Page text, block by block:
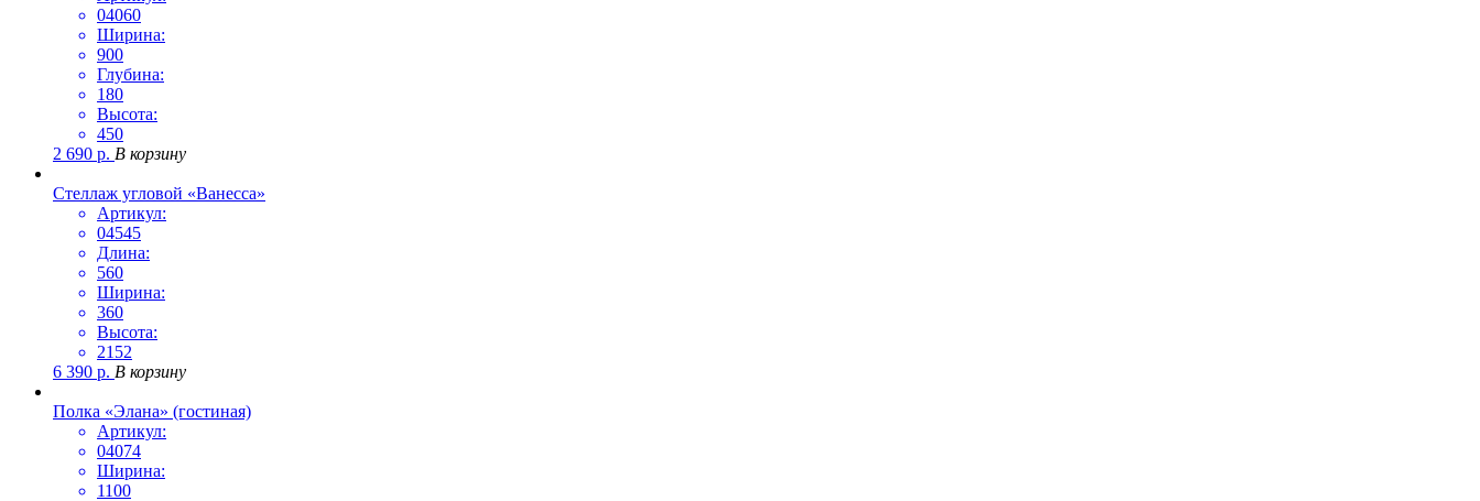
04060
Ширина:
900
Глубина:
180
Высота:
450
2 690 р. В корзину
Стеллаж угловой «Ванесса»
Артикул:
04545
Длина:
560
Ширина:
360
Высота:
2152
6 390 р. В корзину
Полка «Элана» (гостиная)
Артикул:
04074
Ширина:
1100